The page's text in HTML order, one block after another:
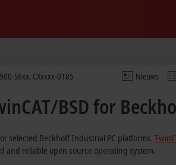
Nieuws
S6xx, CXxxxx-0185
BSD for
selected Beckhoff Industrial PC platforms.
and reliable open source operating system.